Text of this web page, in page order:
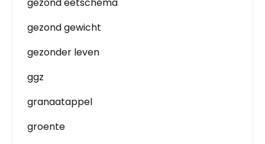
gezond gewicht
gezonder leven
ggz
granaatappel
groente